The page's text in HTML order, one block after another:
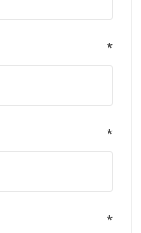
*
*
*